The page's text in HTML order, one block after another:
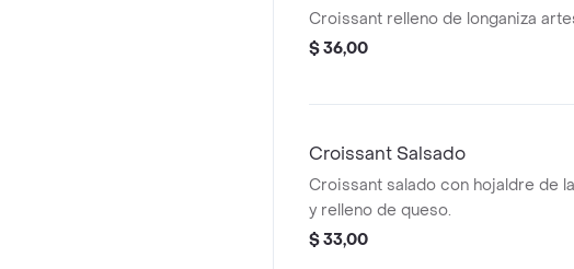
Croissant relleno de longaniza
$ 36,00
Croissant Salsado
Croissant salado con hojaldre de
y relleno de queso.
$ 33,00